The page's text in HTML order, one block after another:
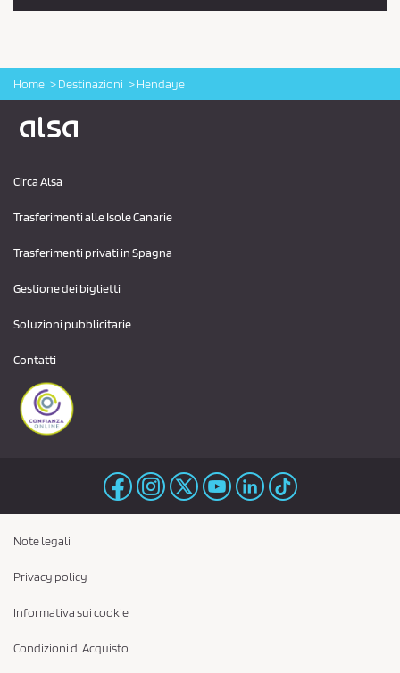
Home Destinazioni Hendaye
Circa Alsa
Trasferimenti alle Isole Canarie
Trasferimenti privati ​​in Spagna
Gestione dei biglietti
Soluzioni pubblicitarie
Contatti
Logo Alsa
Note legali
Privacy policy
Informativa sui cookie
Condizioni di Acquisto